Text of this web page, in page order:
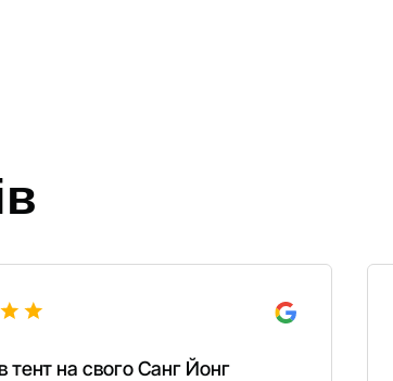
тент на свого Санг Йонг